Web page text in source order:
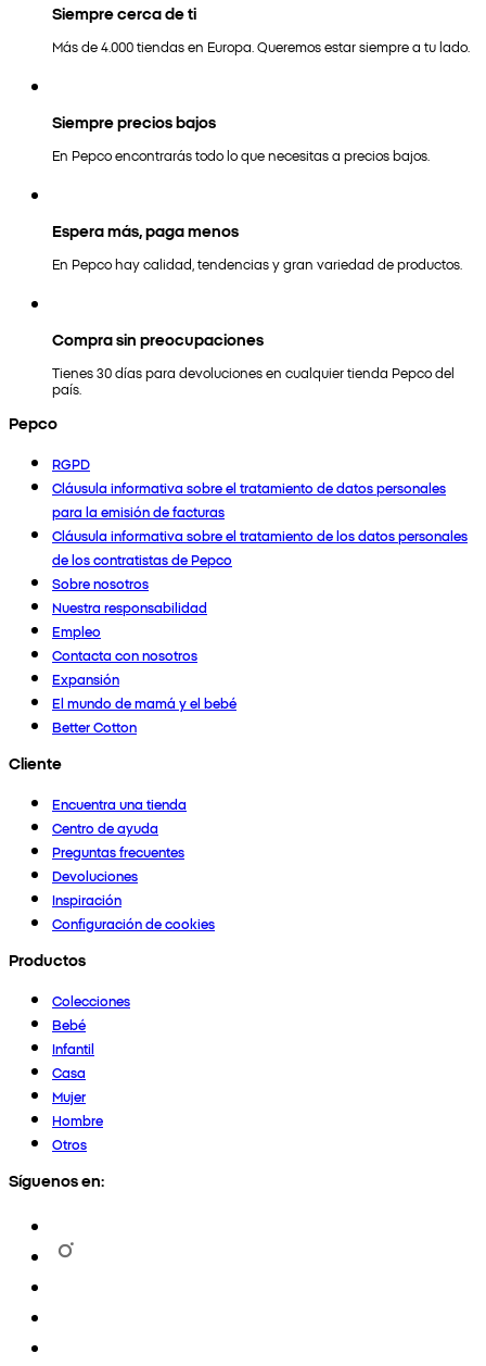
Siempre cerca de ti
Más de 4.000 tiendas en Europa. Queremos estar siempre a tu lado.
Siempre precios bajos
En Pepco encontrarás todo lo que necesitas a precios bajos.
Espera más, paga menos
En Pepco hay calidad, tendencias y gran variedad de productos.
Compra sin preocupaciones
Tienes 30 días para devoluciones en cualquier tienda Pepco del
país.
Pepco
RGPD
Cláusula informativa sobre el tratamiento de datos personales
para la emisión de facturas
Cláusula informativa sobre el tratamiento de los datos personales
de los contratistas de Pepco
Sobre nosotros
Nuestra responsabilidad
Empleo
Contacta con nosotros
Expansión
El mundo de mamá y el bebé
Better Cotton
Cliente
Encuentra una tienda
Centro de ayuda
Preguntas frecuentes
Devoluciones
Inspiración
Configuración de cookies
Productos
Colecciones
Bebé
Infantil
Casa
Mujer
Hombre
Otros
Síguenos en: